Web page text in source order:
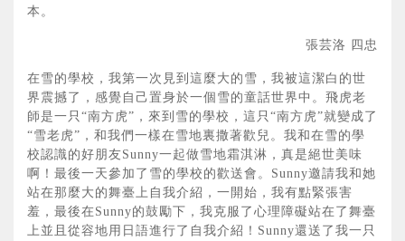
本。
張芸洛 四忠
在雪的學校，我第一次見到這麼大的雪，我被這潔白的世
界震撼了，感覺自己置身於一個雪的童話世界中。飛虎老
師是一只“南方虎”，來到雪的學校，這只“南方虎”就變成了
“雪老虎”，和我們一樣在雪地裏撒著歡兒。我和在雪的學
校認識的好朋友Sunny一起做雪地霜淇淋，真是絕世美味
啊！最後一天參加了雪的學校的歡送會。Sunny邀請我和她
站在那麼大的舞臺上自我介紹，一開始，我有點緊張害
羞，最後在Sunny的鼓勵下，我克服了心理障礙站在了舞臺
上並且從容地用日語進行了自我介紹！Sunny還送了我一只